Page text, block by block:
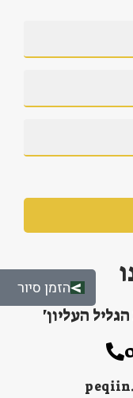
העליון'
הזמן סיור